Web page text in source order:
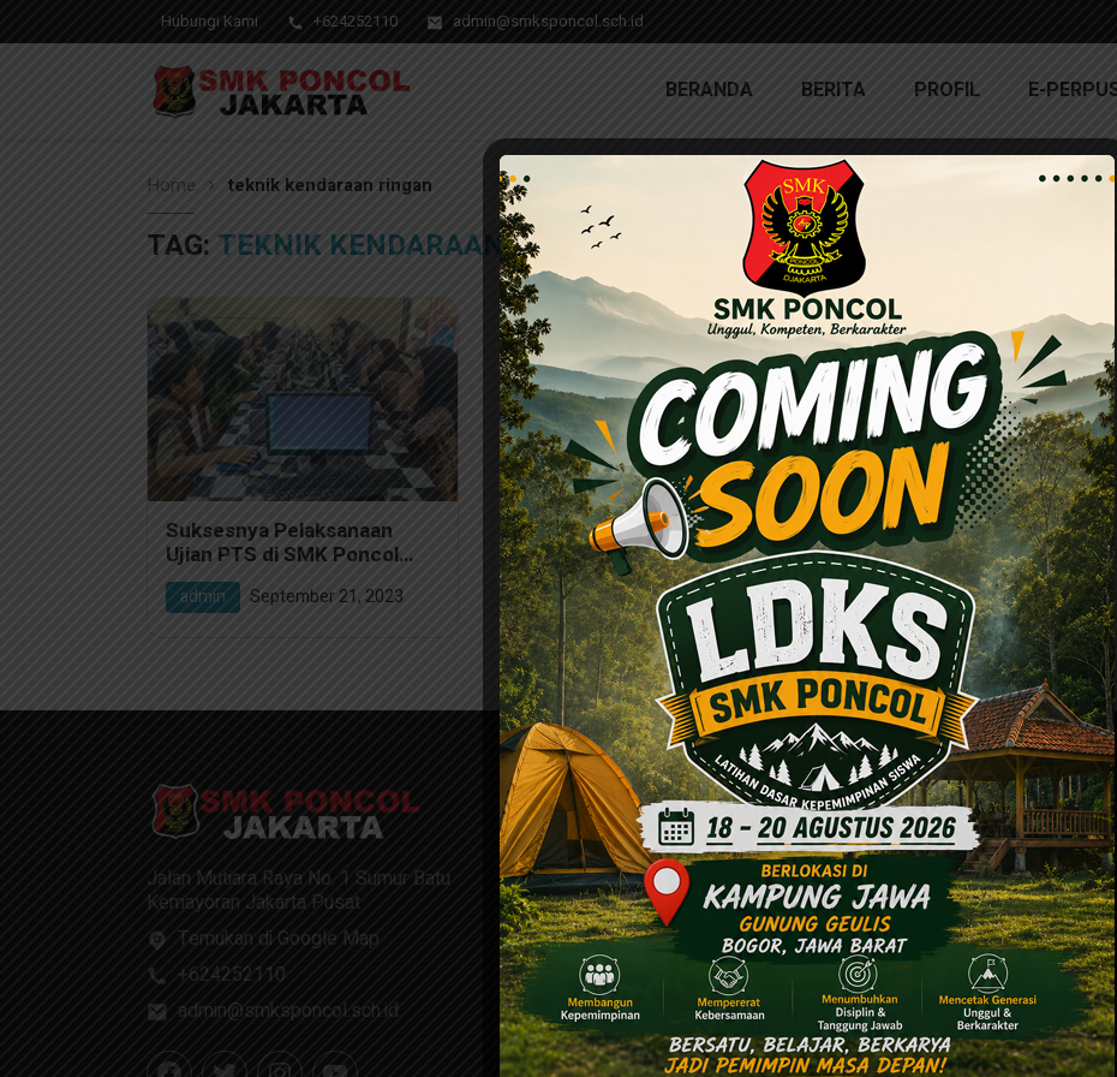
Hubungi Kami +624252110 admin@smksponcol.sch.id
SMK Poncol Jakarta
Pendidikan Berkwalitas, Masa Depan Unggul
BERANDA BERITA PROFIL E-
Home teknik kendaraan ringan
TAG: TEKNIK KENDARAAN RINGAN
Suksesnya Pelaksanaan
Ujian PTS di SMK Poncol
Jakarta
admin September 21, 2023
Jalan Mutiara Raya No. 1 Sumur Batu
Kemayoran Jakarta Pusat
Temukan di Google Map
+624252110
admin@smksponcol.sch.id
PERPUSTAKAAN DIGITAL
ARSIP
Berita
Pengumuman
Agenda
Galeri